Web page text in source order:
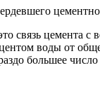
цемента
воды от
большее